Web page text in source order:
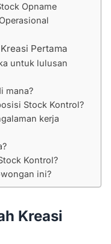
Opname
Pertama
untuk lulusan
mana?
Stock Kontrol?
kerja
Kontrol?
ini?
Kreasi